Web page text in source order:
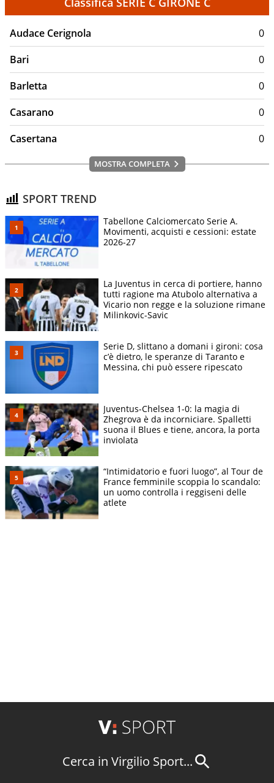
Audace Cerignola
0
Bari
0
Barletta
0
Casarano
0
Casertana
0
MOSTRA COMPLETA
SPORT TREND
Tabellone Calciomercato Serie A.
Movimenti, acquisti e cessioni: estate
2026-27
La Juventus in cerca di portiere, hanno
tutti ragione ma Atubolo alternativa a
Vicario non regge e la soluzione rimane
Milinkovic-Savic
Serie D, slittano a domani i gironi: cosa
c’è dietro, le speranze di Taranto e
Messina, chi può essere ripescato
Juventus-Chelsea 1-0: la magia di
Zhegrova è da incorniciare. Spalletti
suona il Blues e tiene, ancora, la porta
inviolata
“Intimidatorio e fuori luogo”, al Tour de
France femminile scoppia lo scandalo:
un uomo controlla i reggiseni delle
atlete
Cerca in Virgilio Sport...